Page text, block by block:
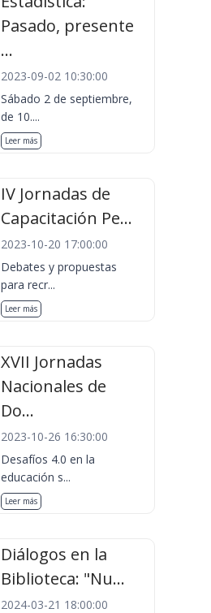
Pasado, presente
...
2023-09-02 10:30:00
Sábado 2 de septiembre,
de 10....
Leer más
IV Jornadas de
Capacitación Pe...
2023-10-20 17:00:00
Debates y propuestas
para recr...
Leer más
XVII Jornadas
Nacionales de
Do...
2023-10-26 16:30:00
Desafíos 4.0 en la
educación s...
Leer más
Diálogos en la
Biblioteca: "Nu...
2024-03-21 18:00:00